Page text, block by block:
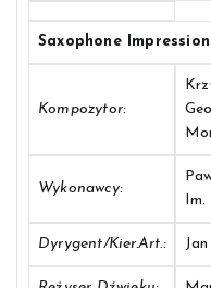
Saxophone
Kompozytor:
Wykonawcy:
Dyrygent/Kier.art.: